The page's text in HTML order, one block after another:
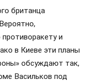
британца
и
в Киеве эти планы
обсуждают так,
Васильков под